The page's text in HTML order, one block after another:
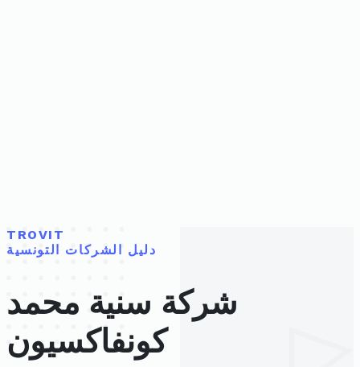
TROVIT
دليل الشركات التونسية
شركة سنية محمد
كونفاكسيون